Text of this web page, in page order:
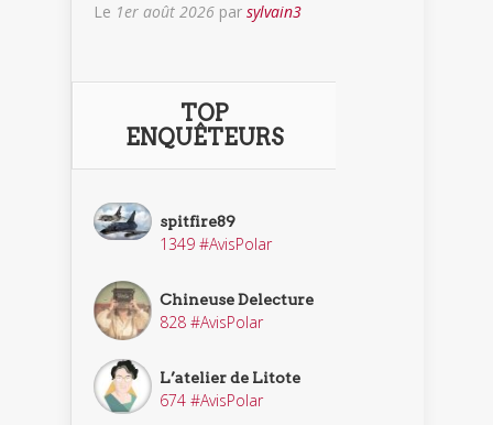
Le 1er août 2026 par sylvain3
TOP
ENQUÊTEURS
spitfire89
1349 #AvisPolar
Chineuse Delecture
828 #AvisPolar
L’atelier de Litote
674 #AvisPolar